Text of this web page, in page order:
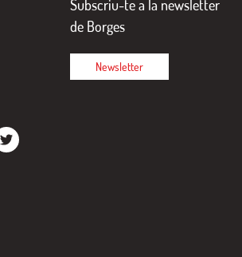
Subscriu-te a la newsletter
de Borges
Newsletter